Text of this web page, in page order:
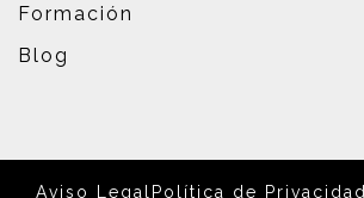
Formación
Blog
Aviso Legal Política de Privacidad